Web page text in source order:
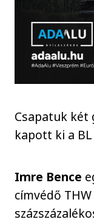
Csapatuk két
kapott ki a
Imre Bence
címvédő